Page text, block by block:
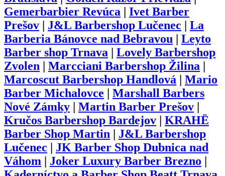
Gemerbarbier Revúca
Ivet Barber
Prešov
J&L Barbershop Lučenec
La
Barberia Bánovce nad Bebravou
Leyto
Barber shop Trnava
Lovely Barbershop
Zvolen
Marcciani Barbershop Žilina
Marcoscut Barbershop Handlová
Mario
Barber Michalovce
Marshall Barbers
Nové Zámky
Martin Barber Prešov
Kručos Barbershop Bardejov
KRAHË
Barber Shop Martin
J&L Barbershop
Lučenec
JK Barber Shop Dubnica nad
Váhom
Joker Luxury Barber Brezno